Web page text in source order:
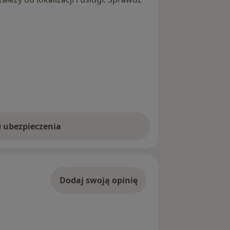
13 tydzień ciąży= test
21,18,13 i ryzyka porodu
w ciąży
czułość ponad 99%
w szczególnie pilnych przypadkach
ubezpieczenia
Dodaj swoją opinię